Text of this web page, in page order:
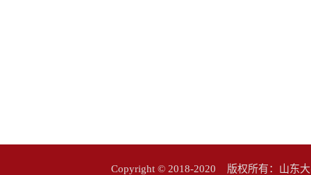
Copyright © 2018-2020 版权所有：山东